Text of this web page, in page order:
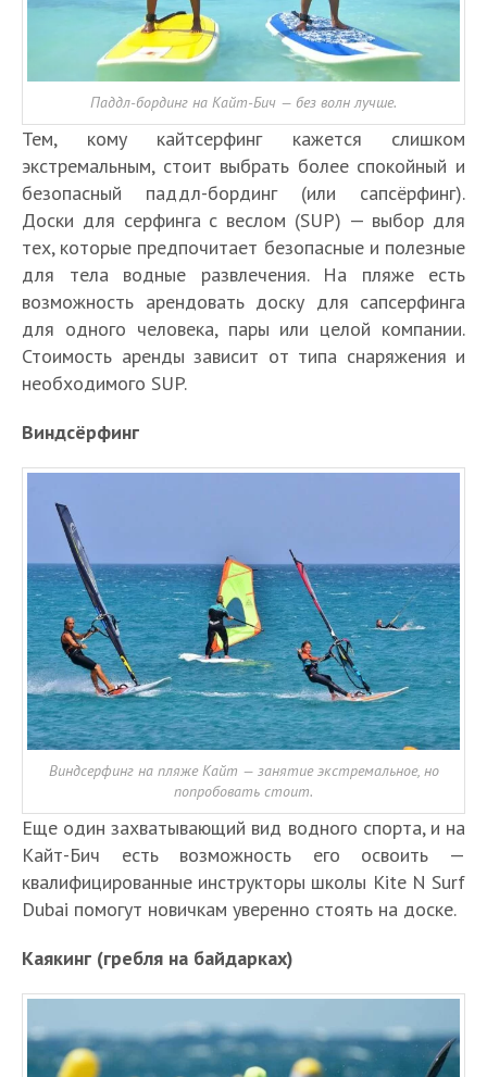
Паддл-бординг на Кайт-Бич — без волн лучше.
Тем, кому кайтсерфинг кажется слишком
экстремальным, стоит выбрать более спокойный и
безопасный паддл-бординг (или сапсёрфинг).
Доски для серфинга с веслом (SUP) — выбор для
тех, которые предпочитает безопасные и полезные
для тела водные развлечения. На пляже есть
возможность арендовать доску для сапсерфинга
для одного человека, пары или целой компании.
Стоимость аренды зависит от типа снаряжения и
необходимого SUP.
Виндсёрфинг
Виндсерфинг на пляже Кайт — занятие экстремальное, но
попробовать стоит.
Еще один захватывающий вид водного спорта, и на
Кайт-Бич есть возможность его освоить —
квалифицированные инструкторы школы Kite N Surf
Dubai помогут новичкам уверенно стоять на доске.
Каякинг (гребля на байдарках)